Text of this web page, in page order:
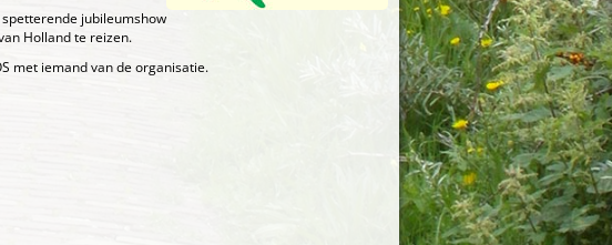
jubileumshow
Holland te reizen.
met iemand van de organisatie.